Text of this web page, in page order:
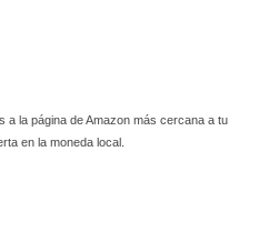
a la página de Amazon más cercana a tu
en la moneda local.